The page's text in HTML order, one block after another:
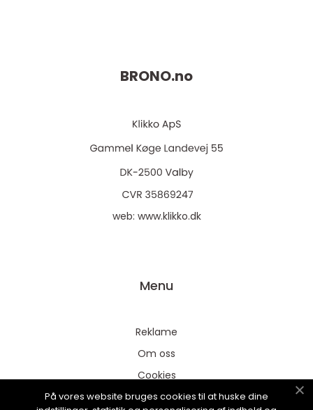
BRONO.no
web: www.klikko.dk
Menu
Reklame
Om oss
Cookies
Kontakt Oss
På vores website bruges cookies til at huske dine